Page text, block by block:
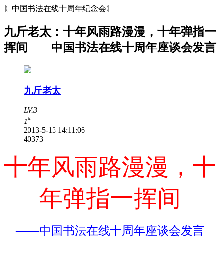
〖中国书法在线十周年纪念会〗
九斤老太：十年风雨路漫漫，十年弹指一
挥间——中国书法在线十周年座谈会发言
九斤老太
LV.3
1#
2013-5-13 14:11:06
40373
十年风雨路漫漫，十
年弹指一挥间
——中国书法在线十周年座谈会发言